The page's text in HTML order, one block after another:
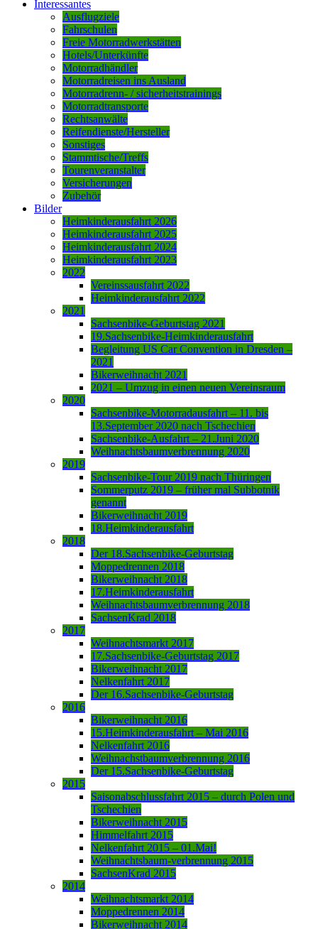
Interessantes
Ausflugziele
Fahrschulen
Freie Motorradwerkstätten
Hotels/Unterkünfte
Motorradhändler
Motorradreisen ins Ausland
Motorradrenn- / sicherheitstrainings
Motorradtransporte
Rechtsanwälte
Reifendienste/Hersteller
Sonstiges
Stammtische/Treffs
Tourenveranstalter
Versicherungen
Zubehör
Bilder
Heimkinderausfahrt 2026
Heimkinderausfahrt 2025
Heimkinderausfahrt 2024
Heimkinderausfahrt 2023
2022
Vereinssausfahrt 2022
Heimkinderausfahrt 2022
2021
Sachsenbike-Geburtstag 2021
19.Sachsenbike-Heimkinderausfahrt
Begleitung US Car Convention in Dresden –
2021
Bikerweihnacht 2021
2021 – Umzug in einen neuen Vereinsraum
2020
Sachsenbike-Motorradausfahrt – 11. bis
13.September 2020 nach Tschechien
Sachsenbike-Ausfahrt – 21.Juni 2020
Weihnachtsbaumverbrennung 2020
2019
Sachsenbike-Tour 2019 nach Thüringen
Sommerputz 2019 – früher mal Subbotnik
genannt
Bikerweihnacht 2019
18.Heimkinderausfahrt
2018
Der 18.Sachsenbike-Geburtstag
Moppedrennen 2018
Bikerweihnacht 2018
17.Heimkinderausfahrt
Weihnachtsbaumverbrennung 2018
SachsenKrad 2018
2017
Weihnachtsmarkt 2017
17.Sachsenbike-Geburtstag 2017
Bikerweihnacht 2017
Nelkenfahrt 2017
Der 16.Sachsenbike-Geburtstag
2016
Bikerweihnacht 2016
15.Heimkinderausfahrt – Mai 2016
Nelkenfahrt 2016
Weihnachstbaumverbrennung 2016
Der 15.Sachsenbike-Geburtstag
2015
Saisonabschlussfahrt 2015 – durch Polen und
Tschechien
Bikerweihnacht 2015
Himmelfahrt 2015
Nelkenfahrt 2015 – 01.Mai!
Weihnachtsbaum-verbrennung 2015
SachsenKrad 2015
2014
Weihnachtsmarkt 2014
Moppedrennen 2014
Bikerweihnacht 2014